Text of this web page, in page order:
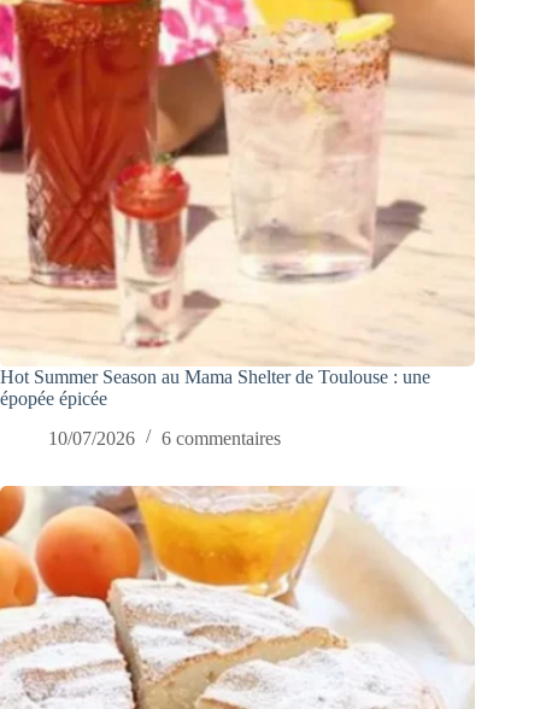
Hot Summer Season au Mama Shelter de Toulouse : une
épopée épicée
10/07/2026
6 commentaires